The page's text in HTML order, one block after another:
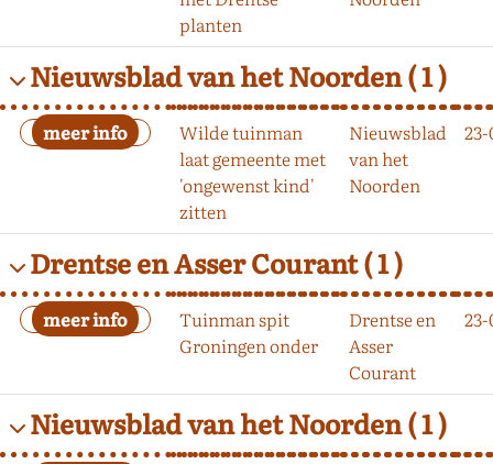
planten
Nieuwsblad van het Noorden( 1 )
Wilde tuinman
laat gemeente met
'ongewenst kind'
zitten
Nieuwsblad
van het
Noorden
23-
Drentse en Asser Courant( 1 )
Tuinman spit
Groningen onder
Drentse en
Asser
Courant
23-
Nieuwsblad van het Noorden( 1 )